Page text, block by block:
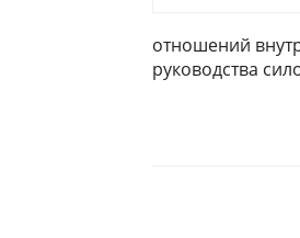
отношений
руководства